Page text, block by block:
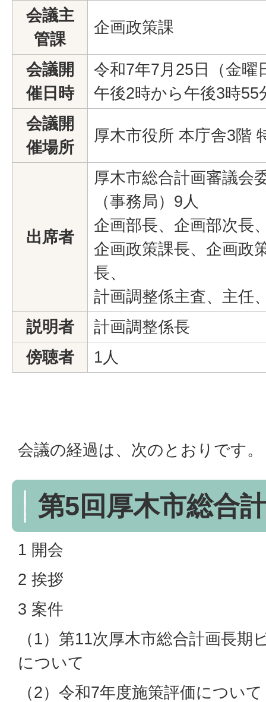
会議主
管課
企画政策課
会議開
催日時
令和7年7月25日（金曜
午後2時から午後3時55
会議開
催場所
厚木市役所 本庁舎3階
出席者
厚木市総合計画審議会
（事務局）9人
企画部長、企画部次長
企画政策課長、企画政
長、
計画調整係主査、主任
説明者
計画調整係長
傍聴者
1人
会議の経過は、次のとおりです。
第5回厚木市総合
1 開会
2 挨拶
3 案件
（1）第11次厚木市総合計画長期
について
（2）令和7年度施策評価について